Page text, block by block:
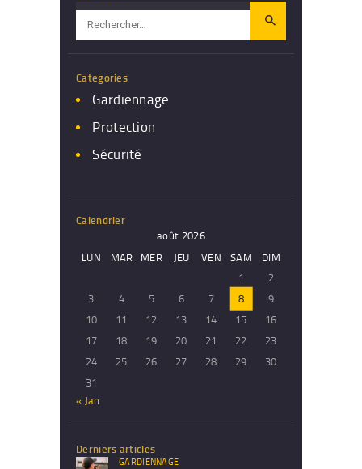
Rechercher :
Categories
Gardiennage
Protection
Sécurité
Calendrier
août 2026
LUN
MAR MER JEU VEN SAM
DIM
1
2
3
4 5 6 7 8
9
10
11 12 13 14 15
16
17
18 19 20 21 22
23
24
25 26 27 28 29
30
31
« Jan
Derniers articles
GARDIENNAGE